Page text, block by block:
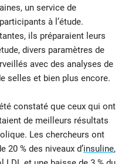
un service de
à l’étude.
ils préparaient leurs
divers paramètres de
avec des analyses de
selles et bien plus encore.
constaté que ceux qui ont
de meilleurs résultats
Les chercheurs ont
20 % des niveaux d’insuline,